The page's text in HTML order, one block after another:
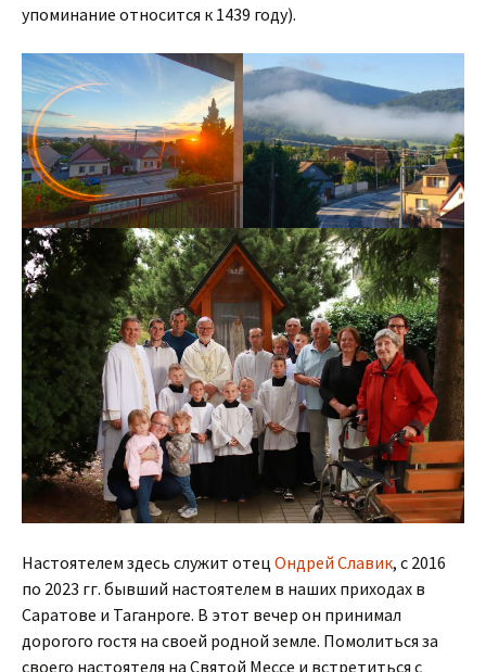
упоминание относится к 1439 году).
Настоятелем здесь служит отец Ондрей Славик, с 2016
по 2023 гг. бывший настоятелем в наших приходах в
Саратове и Таганроге. В этот вечер он принимал
дорогого гостя на своей родной земле. Помолиться за
своего настоятеля на Святой Мессе и встретиться с